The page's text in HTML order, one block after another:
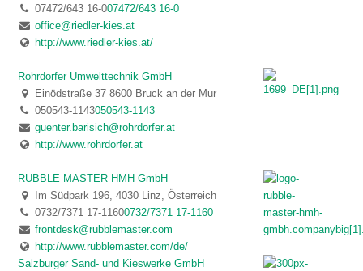
07472/643 16-007472/643 16-0
office@riedler-kies.at
http://www.riedler-kies.at/
Rohrdorfer Umwelttechnik GmbH
Einödstraße 37 8600 Bruck an der Mur
050543-1143050543-1143
guenter.barisich@rohrdorfer.at
http://www.rohrdorfer.at
RUBBLE MASTER HMH GmbH
Im Südpark 196, 4030 Linz, Österreich
0732/7371 17-11600732/7371 17-1160
frontdesk@rubblemaster.com
http://www.rubblemaster.com/de/
Salzburger Sand- und Kieswerke GmbH